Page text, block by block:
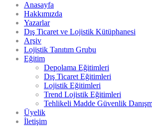
Anasayfa
Hakkımızda
Yazarlar
Dış Ticaret ve Lojistik Kütüphanesi
Arşiv
Lojistik Tanıtım Grubu
Eğitim
Depolama Eğitimleri
Dış Ticaret Eğitimleri
Lojistik Eğitimleri
Trend Lojistik Eğitimleri
Tehlikeli Madde Güvenlik
Üyelik
İletişim